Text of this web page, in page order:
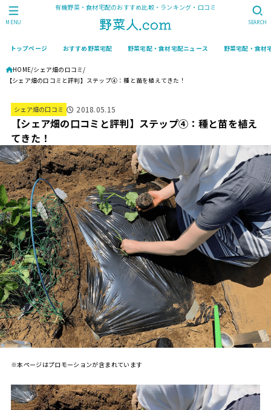
有機野菜・食材宅配のおすすめ比較・ランキング・口コミ
トップページ おすすめ野菜宅配 野菜宅配・食材宅配ニュース 野菜宅配・食材
SEARCH
MENU
HOME シェア畑の口コミ
【シェア畑の口コミと評判】ステップ④：種と苗を植えてきた！
シェア畑の口コミ 2018.05.15
【シェア畑の口コミと評判】ステップ④：種と苗を植え
てきた！
※本ページはプロモーションが含まれています